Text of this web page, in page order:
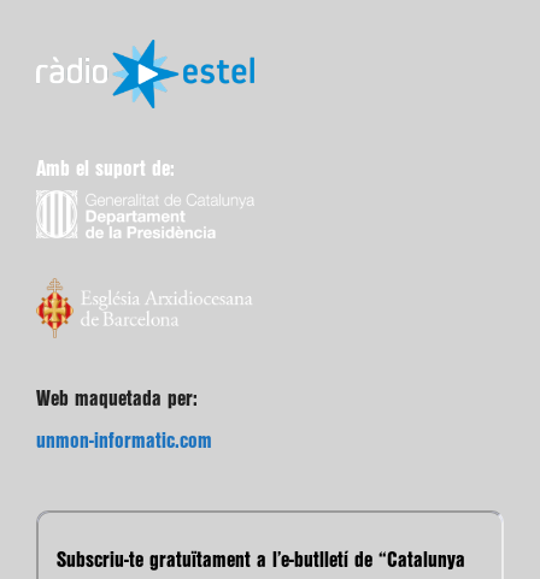
Amb el suport de:
Web maquetada per:
unmon-informatic.com
Subscriu-te gratuïtament a l’e-butlletí de “Catalunya